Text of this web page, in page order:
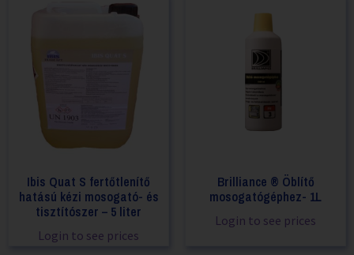
Ibis Quat S fertőtlenítő
hatású kézi mosogató- és
tisztítószer – 5 liter
Login to see prices
Brilliance ® Öblítő
mosogatógéphez- 1L
Login to see prices